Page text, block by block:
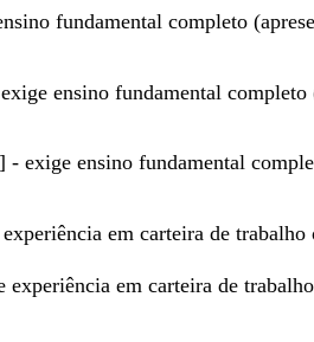
fundamental completo
ensino fundamental
exige ensino fundamental
em carteira de
em carteira de